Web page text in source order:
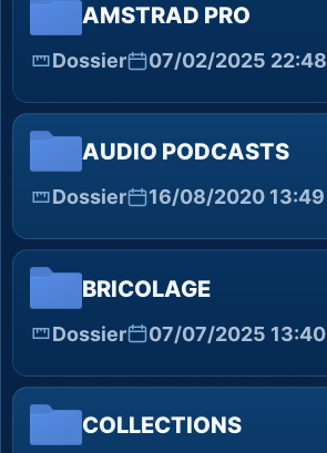
AMSTRAD PRO
Dossier 07/02/2025 22:48
AUDIO PODCASTS
Dossier 16/08/2020 13:49
BRICOLAGE
Dossier 07/07/2025 13:40
COLLECTIONS